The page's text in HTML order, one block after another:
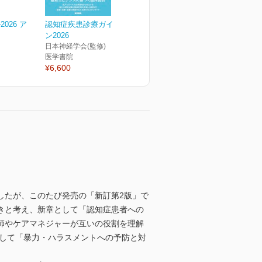
ア
認知症疾患診療ガイドライ
ン2026
日本神経学会(監修)
医学書院
¥6,600
が、このたび発売の「新訂第2版」で
考え、新章として「認知症患者への
ケアマネジャーが互いの役割を理解
て「暴力・ハラスメントへの予防と対